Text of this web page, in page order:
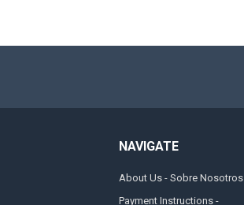
NAVIGATE
About Us - Sobre Nosotros
Payment Instructions -